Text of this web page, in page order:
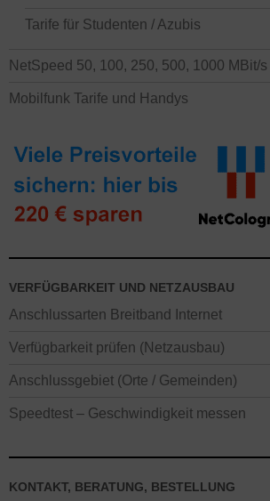
Tarife für Studenten / Azubis
NetSpeed 50, 100, 250, 500, 1000 MBit/s
Mobilfunk Tarife und Handys
VERFÜGBARKEIT UND NETZAUSBAU
Anschlussarten Breitband Internet
Verfügbarkeit prüfen (Netzausbau)
Anschlussgebiet (Orte / Gemeinden)
Speedtest – Geschwindigkeit messen
KONTAKT, BERATUNG, BESTELLUNG